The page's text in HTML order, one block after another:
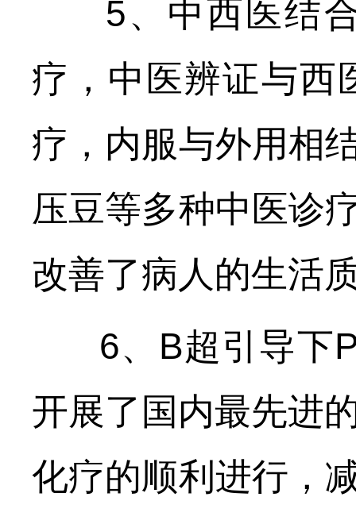
5、中西医结合
疗，中医辨证与西
疗，内服与外用相
压豆等多种中医诊
改善了病人的生活
6、B超引导下
开展了国内最先进
化疗的顺利进行，